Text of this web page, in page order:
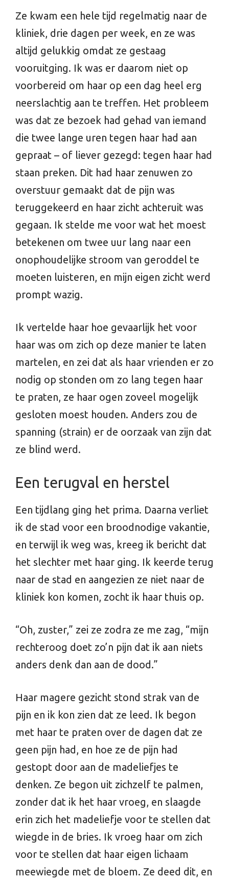
Ze kwam een hele tijd regelmatig naar de
kliniek, drie dagen per week, en ze was
altijd gelukkig omdat ze gestaag
vooruitging. Ik was er daarom niet op
voorbereid om haar op een dag heel erg
neerslachtig aan te treffen. Het probleem
was dat ze bezoek had gehad van iemand
die twee lange uren tegen haar had aan
gepraat – of liever gezegd: tegen haar had
staan preken. Dit had haar zenuwen zo
overstuur gemaakt dat de pijn was
teruggekeerd en haar zicht achteruit was
gegaan. Ik stelde me voor wat het moest
betekenen om twee uur lang naar een
onophoudelijke stroom van geroddel te
moeten luisteren, en mijn eigen zicht werd
prompt wazig.
Ik vertelde haar hoe gevaarlijk het voor
haar was om zich op deze manier te laten
martelen, en zei dat als haar vrienden er zo
nodig op stonden om zo lang tegen haar
te praten, ze haar ogen zoveel mogelijk
gesloten moest houden. Anders zou de
spanning (strain) er de oorzaak van zijn dat
ze blind werd.
Een terugval en herstel
Een tijdlang ging het prima. Daarna verliet
ik de stad voor een broodnodige vakantie,
en terwijl ik weg was, kreeg ik bericht dat
het slechter met haar ging. Ik keerde terug
naar de stad en aangezien ze niet naar de
kliniek kon komen, zocht ik haar thuis op.
“Oh, zuster,” zei ze zodra ze me zag, “mijn
rechteroog doet zo’n pijn dat ik aan niets
anders denk dan aan de dood.”
Haar magere gezicht stond strak van de
pijn en ik kon zien dat ze leed. Ik begon
met haar te praten over de dagen dat ze
geen pijn had, en hoe ze de pijn had
gestopt door aan de madeliefjes te
denken. Ze begon uit zichzelf te palmen,
zonder dat ik het haar vroeg, en slaagde
erin zich het madeliefje voor te stellen dat
wiegde in de bries. Ik vroeg haar om zich
voor te stellen dat haar eigen lichaam
meewiegde met de bloem. Ze deed dit, en